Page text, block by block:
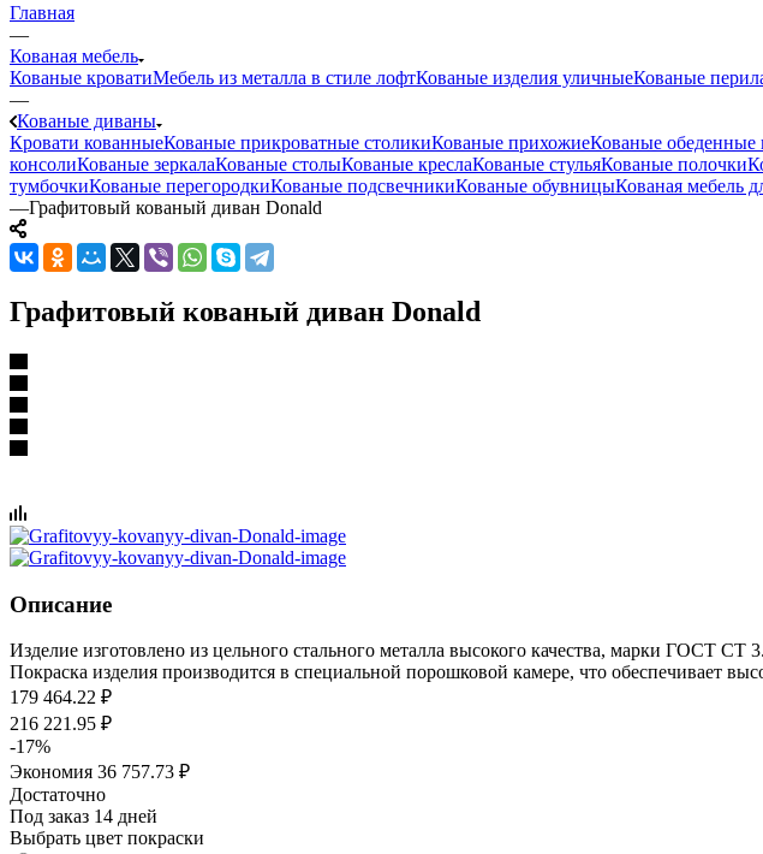
Главная
—
Кованая мебель
Кованые кроватиМебель из металла в стиле лофтКованые изделия уличныеКованые
—
Кованые диваны
Кровати кованныеКованые прикроватные столикиКованые прихожиеКованые обеденные
консолиКованые зеркалаКованые столыКованые креслаКованые стульяКованые полочки
тумбочкиКованые перегородкиКованые подсвечникиКованые обувницыКованая мебель
—Графитовый кованый диван Donald
Графитовый кованый диван Donald
Описание
Изделие изготовлено из цельного стального металла высокого качества, марки ГОСТ СТ 3.
Покраска изделия производится в специальной порошковой камере, что обеспечивает
179 464.22 ₽
216 221.95 ₽
-17%
Экономия 36 757.73 ₽
Достаточно
Под заказ 14 дней
Выбрать цвет покраски